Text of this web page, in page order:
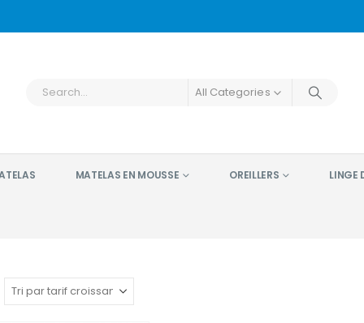
All Categories
MATELAS EN MOUSSE OREILLERS LINGE